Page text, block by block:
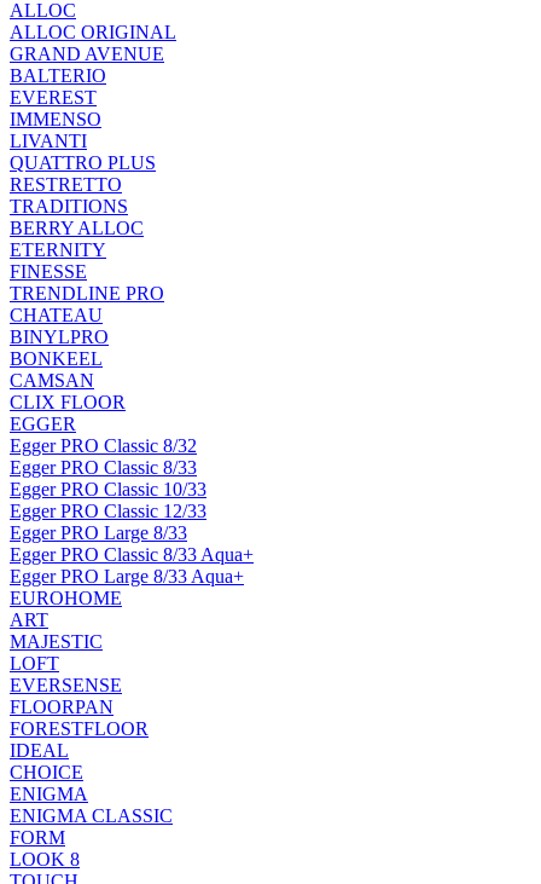
ALLOC
ALLOC ORIGINAL
GRAND AVENUE
BALTERIO
EVEREST
IMMENSO
LIVANTI
QUATTRO PLUS
RESTRETTO
TRADITIONS
BERRY ALLOC
ETERNITY
FINESSE
TRENDLINE PRO
CHATEAU
BINYLPRO
BONKEEL
CAMSAN
CLIX FLOOR
EGGER
Egger PRO Classic 8/32
Egger PRO Classic 8/33
Egger PRO Classic 10/33
Egger PRO Classic 12/33
Egger PRO Large 8/33
Egger PRO Classic 8/33 Aqua+
Egger PRO Large 8/33 Aqua+
EUROHOME
ART
MAJESTIC
LOFT
EVERSENSE
FLOORPAN
FORESTFLOOR
IDEAL
CHOICE
ENIGMA
ENIGMA CLASSIC
FORM
LOOK 8